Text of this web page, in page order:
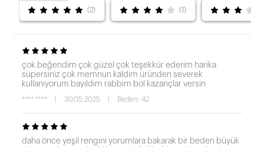
(2) (1)
çok beğendim çok güzel çok teşekkür ederim harika
süpersiniz çok memnun kaldım üründen severek
kullanıyorum bayıldım rabbim bol kazançlar versin
**** **** 30.05.2025 Beden: 42
daha önce yeşil rengini yorumlara bakarak bir beden büyük